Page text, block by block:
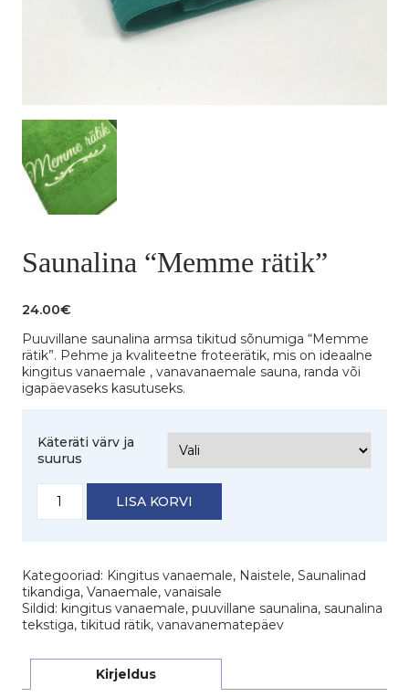
Saunalina “Memme rätik”
24.00€
Puuvillane saunalina armsa tikitud sõnumiga “Memme
rätik”. Pehme ja kvaliteetne froteerätik, mis on ideaalne
kingitus vanaemale , vanavanaemale sauna, randa või
igapäevaseks kasutuseks.
Käteräti värv ja
suurus
"Memme
LISA KORVI
Kategooriad: Kingitus vanaemale, Naistele, Saunalinad
tikandiga, Vanaemale, vanaisale
Sildid: kingitus vanaemale, puuvillane saunalina, saunalina
tekstiga, tikitud rätik, vanavanematepäev
Kirjeldus